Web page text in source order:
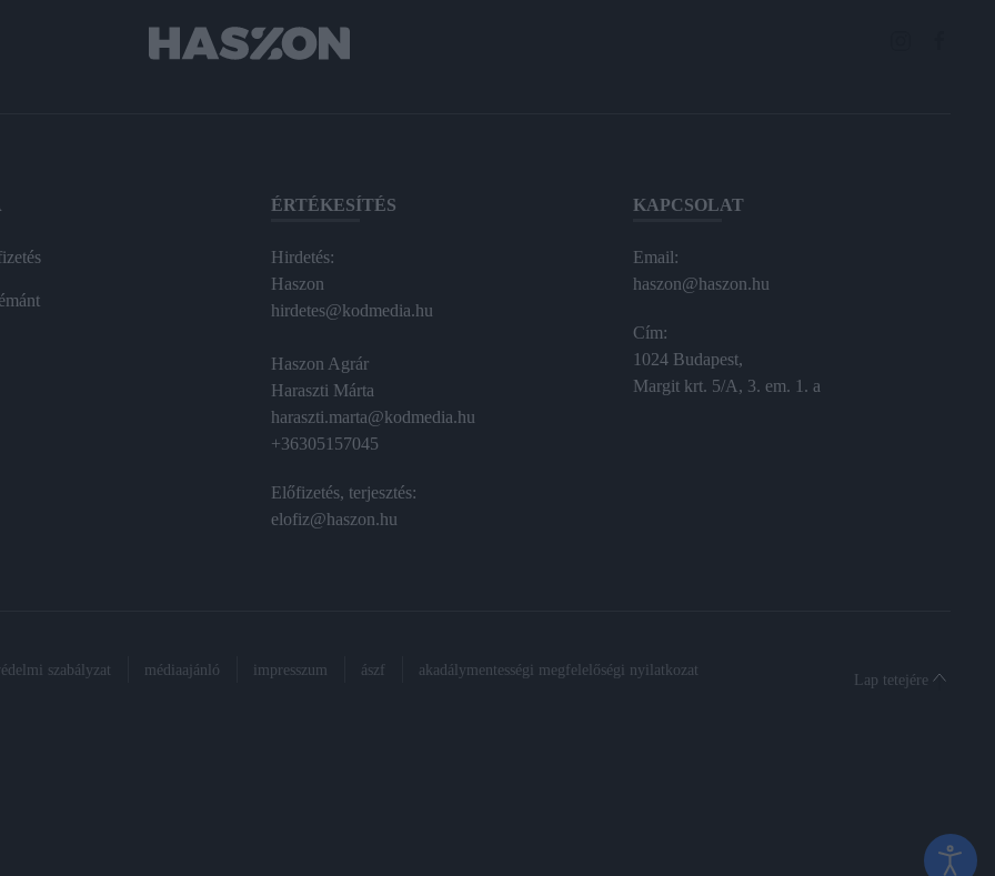
ÉRTÉKESÍTÉS
Hirdetés:
Haszon
hirdetes@kodmedia.hu
Haszon Agrár
Haraszti Márta
haraszti.marta@kodmedia.hu
+36305157045
Előfizetés, terjesztés:
elofiz@haszon.hu
KAPCSOLAT
Email:
haszon@haszon.hu
Cím:
1024 Budapest,
Margit krt. 5/A, 3. em. 1. a
szabályzat médiaajánló impresszum ászf akadálymentességi megfelelőségi nyilatkozat
Lap tetejére